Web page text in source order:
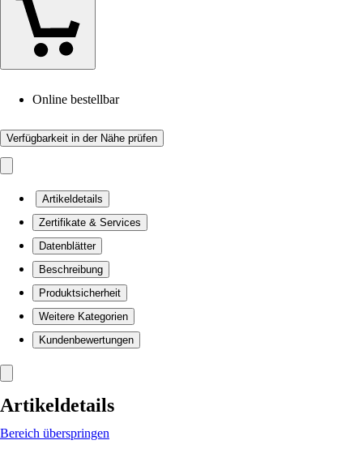
Online bestellbar
Verfügbarkeit in der Nähe prüfen
Artikeldetails
Zertifikate & Services
Datenblätter
Beschreibung
Produktsicherheit
Weitere Kategorien
Kundenbewertungen
Artikeldetails
Bereich überspringen